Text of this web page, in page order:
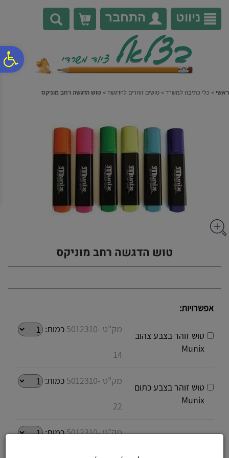
נגישות
אתר
המרכזי
ניווט התחבר 0
ראשי > כלי כתיבה למשרד > טושים זוהרים להדגשה > טוש הדגשה רחב מוניקס
טוש הדגשה רחב מוניקס
אפשרויות:
טוש זוהר בצבע צהוב
Munix
מק"ט 5012310-
14
כמות:
טוש זוהר בצבע כתום
Munix
מק"ט 5012310-
22
כמות:
מק"ט 5012310-כמות: